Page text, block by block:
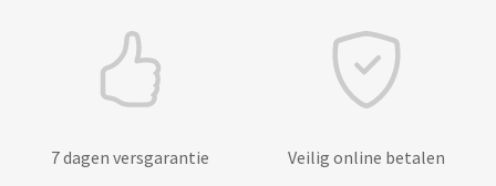
7 dagen versgarantie Veilig online betalen